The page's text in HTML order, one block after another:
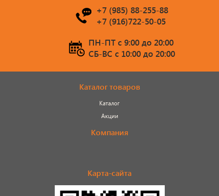
+7 (985) 88-255-88
+7 (916)722-50-05
ПН-ПТ c 9:00 до 20:00
СБ-ВС c 10:00 до 20:00
Каталог товаров
Каталог
Акции
Компания
Карта-сайта